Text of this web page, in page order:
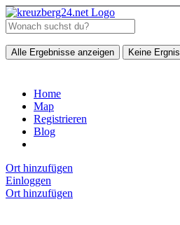
Alle Ergebnisse anzeigen Keine
Home
Map
Registrieren
Blog
Ort hinzufügen
Einloggen
Ort hinzufügen